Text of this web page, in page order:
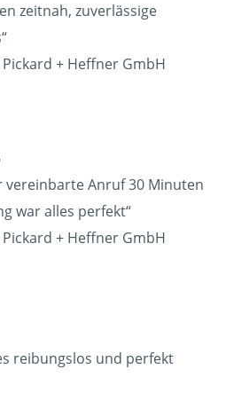
zeitnah, zuverlässige
+ Heffner GmbH
vereinbarte Anruf 30 Minuten
war alles perfekt“
+ Heffner GmbH
reibungslos und perfekt